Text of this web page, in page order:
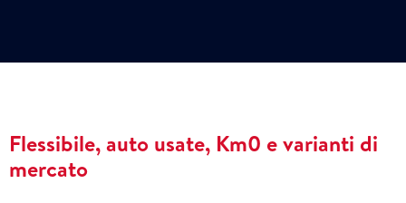
Flessibile, auto usate, Km0 e varianti di
mercato